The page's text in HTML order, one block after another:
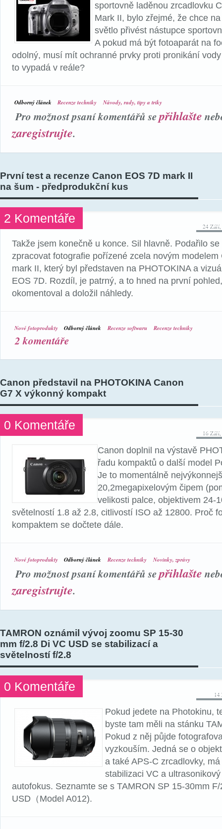
sportovně laděnou zrcadlovku
Mark II, bylo zřejmé, že chce
světlo přivést nástupce
A pokud má být fotoaparát na
odolný, musí mít ochranné prvky proti pronikání
to vypadá v reále?
Odborný článek Recenze techniky Návody, rady, tipy a triky
Pro možnost psaní komentářů sepřihlašte
zaregistrujte.
První test a recenze Canon EOS 7D mark II
na šum - předprodukční kus
24
2 Komentáře
Takže jsem konečně u konce. Sil hlavně. Podařilo se
zpracovat fotografie pořízené zcela novým modelem
mark II, který byl představen na PHOTOKINA a
EOS 7D. Rozdíl, je patrný, a to hned na první
okomentoval a doložil náhledy.
Nové fotoprodukty Odborný článek Recenze softwaru Recenze techniky
2 komentáře
Canon představil na PHOTOKINA Canon
G7 X výkonný kompakt
16
0 Komentáře
Canon doplnil na výstavě
řadu kompaktů o další model
Je to momentálně
20,2megapixelovým čipem
velikosti palce, objektivem 24-
světelností 1.8 až 2.8, citlivostí ISO až 12800. Proč
kompaktem se dočtete dále.
Nové fotoprodukty Odborný článek Recenze techniky Novinky, zprávy
Pro možnost psaní komentářů sepřihlašte
zaregistrujte.
TAMRON oznámil vývoj zoomu SP 15-30
mm f/2.8 Di VC USD se stabilizací a
světelností f/2.8
0 Komentáře
Pokud jedete na Photokinu,
byste tam měli na stánku
Pokud z něj půjde
vyzkouším. Jedná se o
a také APS-C zrcadlovky,
stabilizaci VC a
autofokus. Seznamte se s TAMRON SP 15-30mm
USD（Model A012).